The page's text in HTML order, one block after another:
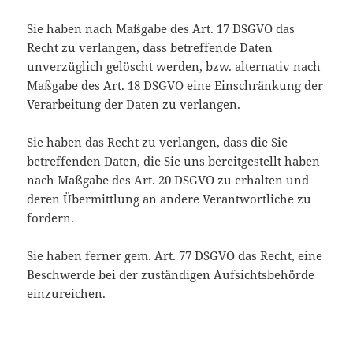
Sie haben nach Maßgabe des Art. 17 DSGVO das
Recht zu verlangen, dass betreffende Daten
unverzüglich gelöscht werden, bzw. alternativ nach
Maßgabe des Art. 18 DSGVO eine Einschränkung der
Verarbeitung der Daten zu verlangen.
Sie haben das Recht zu verlangen, dass die Sie
betreffenden Daten, die Sie uns bereitgestellt haben
nach Maßgabe des Art. 20 DSGVO zu erhalten und
deren Übermittlung an andere Verantwortliche zu
fordern.
Sie haben ferner gem. Art. 77 DSGVO das Recht, eine
Beschwerde bei der zuständigen Aufsichtsbehörde
einzureichen.